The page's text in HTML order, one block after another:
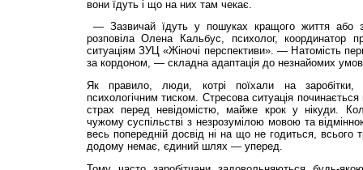
вони їдуть і що на них там чекає.
— Зазвичай їдуть у пошуках кращого життя або
розповіла Олена Кальбус, психолог, координатор
ситуаціям ЗУЦ «Жіночі перспективи». — Натомість
за кордоном, — складна адаптація до незнайомих
Як правило, люди, котрі поїхали на заробітки,
психологічним тиском. Стресова ситуація
страх перед невідомістю, майже крок у нікуди.
чужому суспільстві з незрозумілою мовою та
весь попередній досвід ні на що не годиться, всього
додому немає, єдиний шлях — уперед.